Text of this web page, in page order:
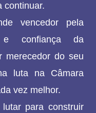
continuar.
vencedor pela
e confiança da
merecedor do seu
luta na Câmara
vez melhor.
para construir